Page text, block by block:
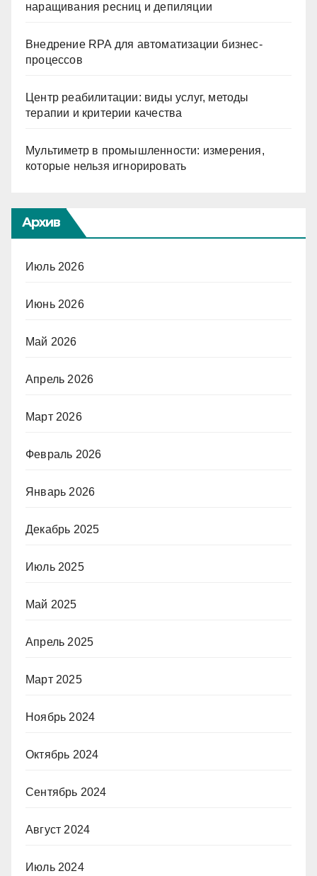
наращивания ресниц и депиляции
Внедрение RPA для автоматизации бизнес-
процессов
Центр реабилитации: виды услуг, методы
терапии и критерии качества
Мультиметр в промышленности: измерения,
которые нельзя игнорировать
Архив
Июль 2026
Июнь 2026
Май 2026
Апрель 2026
Март 2026
Февраль 2026
Январь 2026
Декабрь 2025
Июль 2025
Май 2025
Апрель 2025
Март 2025
Ноябрь 2024
Октябрь 2024
Сентябрь 2024
Август 2024
Июль 2024